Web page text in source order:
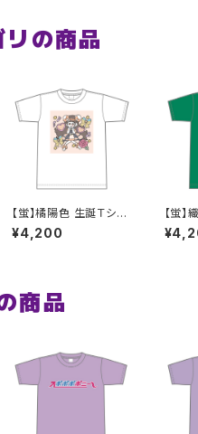
リの商品
【蛍】橘陽色 生誕Ｔシャ
ツ XXL〜XXXLサイズ
¥4,200
【蛍
シャ
XLサ
商品